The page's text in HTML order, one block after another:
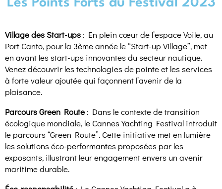
Les Points Forts du Festival 2023
Village des Start-ups : En plein cœur de l’espace Voile, au
Port Canto, pour la 3ème année le “Start-up Village”, met
en avant les start-ups innovantes du secteur nautique.
Venez découvrir les technologies de pointe et les services
à forte valeur ajoutée qui façonnent l’avenir de la
plaisance.
Parcours Green Route : Dans le contexte de transition
écologique mondiale, le Cannes Yachting Festival introduit
le parcours “Green Route”. Cette initiative met en lumière
les solutions éco-performantes proposées par les
exposants, illustrant leur engagement envers un avenir
maritime durable.